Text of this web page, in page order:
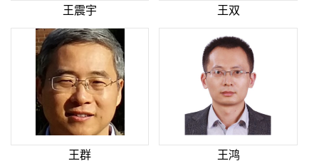
王震宇 王双
王群 王鸿